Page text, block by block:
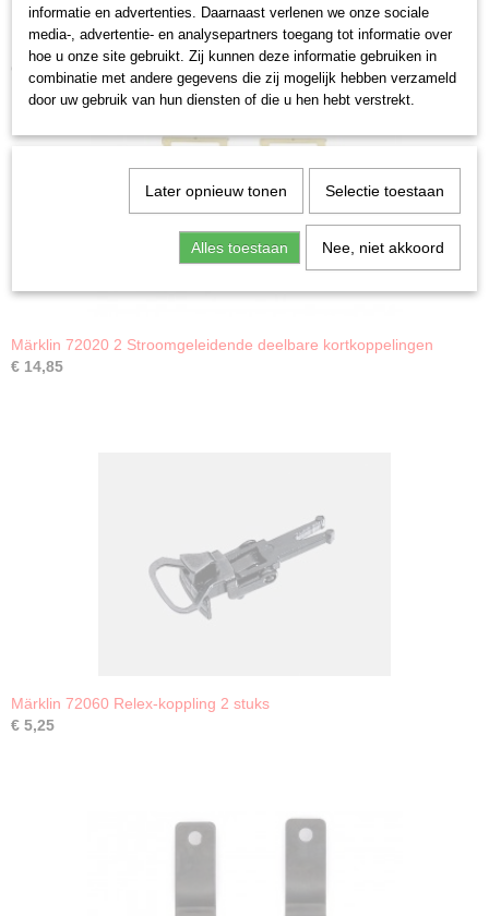
Ook interessant
Märklin 72020 2 Stroomgeleidende deelbare kortkoppelingen
€ 14,85
Märklin 72060 Relex-koppling 2 stuks
€ 5,25
informatie en advertenties. Daarnaast verlenen we onze sociale
media-, advertentie- en analysepartners toegang tot informatie over
hoe u onze site gebruikt. Zij kunnen deze informatie gebruiken in
combinatie met andere gegevens die zij mogelijk hebben verzameld
door uw gebruik van hun diensten of die u hen hebt verstrekt.
Later opnieuw tonen Selectie toestaan
Alles toestaan Nee, niet akkoord